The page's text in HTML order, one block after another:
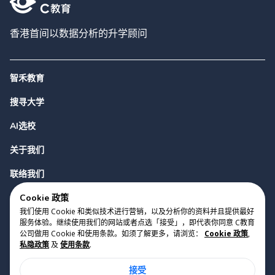
香港首间以数据分析的升学顾问
智禾教育
搜寻大学
AI选校
关于我们
联络我们
版权 2023 Cyclopes® •
使用条款
Cookie 政策
我们使用 Cookie 和类似技术进行营销，以及分析你的资料并且提供最好
服务体验。继续使用我们的网站或者点选「接受」，即代表你同意 C教育
公司做用 Cookie 和使用条款。如须了解更多，请浏览：
Cookie 政策,
私隐政策及 使用条款.
接受